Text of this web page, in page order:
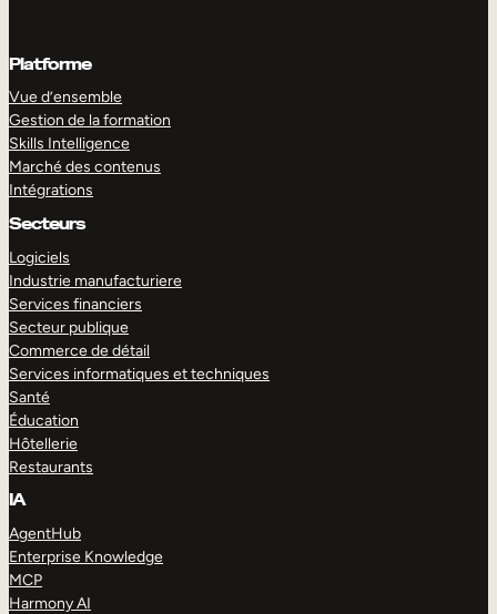
Platforme
Vue d’ensemble
Gestion de la formation
Skills Intelligence
Marché des contenus
Intégrations
Secteurs
Logiciels
Industrie manufacturiere
Services financiers
Secteur publique
Commerce de détail
Services informatiques et techniques
Santé
Éducation
Hôtellerie
Restaurants
IA
AgentHub
Enterprise Knowledge
MCP
Harmony AI